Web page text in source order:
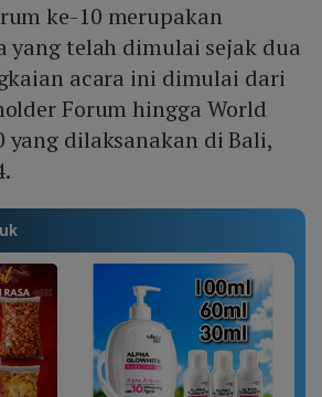
ke-10 merupakan
yang telah dimulai sejak dua
acara ini dimulai dari
Forum hingga World
yang dilaksanakan di Bali,